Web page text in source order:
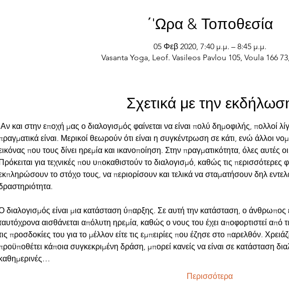
΄'Ωρα & Τοποθεσία
05 Φεβ 2020, 7:40 μ.μ. – 8:45 μ.μ.
Vasanta Yoga, Leof. Vasileos Pavlou 105, Voula 166
Σχετικά με την
Αν και στην εποχή μας ο διαλογισμός φαίνεται να είναι πολύ δημοφιλής, πολλοί
είναι. Μερικοί θεωρούν ότι είναι η συγκέντρωση σε κάτι, ενώ άλλοι
που τους δίνει ηρεμία και ικανοποίηση. Στην πραγματικότητα, όλες αυτές
για τεχνικές που υποκαθιστούν το διαλογισμό, καθώς τις
το στόχο τους, να περιορίσουν και τελικά να σταματήσουν δηλ
διαλογισμός είναι μια κατάσταση ύπαρξης. Σε αυτή την κατάσταση, ο άνθρωπος
αισθάνεται απόλυτη ηρεμία, καθώς ο νους του έχει αποφορτιστεί από
προσδοκίες του για το μέλλον είτε τις εμπειρίες που έζησε στο παρελθόν.
κάποια συγκεκριμένη δράση, μπορεί κανείς να είναι σε κατάσταση
Περισσότερα